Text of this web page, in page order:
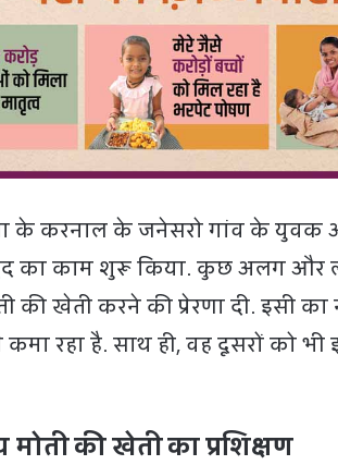
के करनाल के जनेसरो गांव के युवक
का काम शुरू किया. कुछ अलग और
की खेती करने की प्रेरणा दी. इसी
रहा है. साथ ही, वह दूसरों को
की खेती का प्रशिक्षण